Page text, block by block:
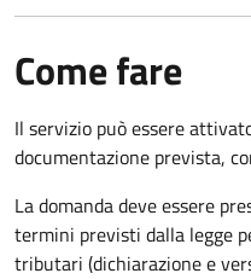
Come fare
Il servizio può essere
documentazione prevista,
La domanda deve essere
termini previsti dalla legge
tributari (dichiarazione e